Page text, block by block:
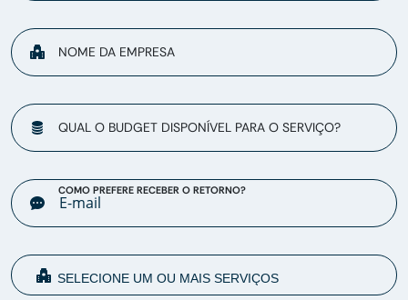
NOME DA EMPRESA
QUAL O BUDGET DISPONÍVEL PARA O SERVIÇO?
COMO PREFERE RECEBER O RETORNO?